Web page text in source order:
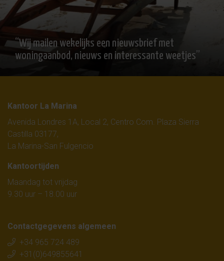
“Wij mailen wekelijks een nieuwsbrief met
woningaanbod, nieuws en interessante weetjes”
Kantoor La Marina
Avenida Londres 1A, Local 2, Centro Com. Plaza Sierra
Castilla 03177,
La Marina-San Fulgencio
Kantoortijden
Maandag tot vrijdag
9.30 uur – 18.00 uur
Contactgegevens algemeen
+34 965 724 489
+31(0)649855641